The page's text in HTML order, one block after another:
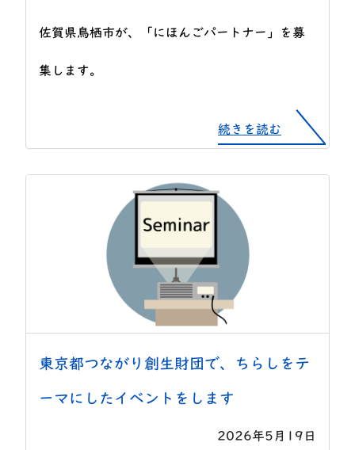
佐賀県鳥栖市が、「にほんごパートナー」を募
集します。
続きを読む
東京都つながり創生財団で、ちらしをテ
ーマにしたイベントをします
2026年5月19日